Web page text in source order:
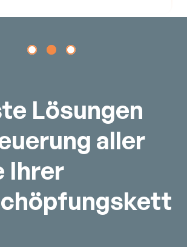
Lösungen
aller
Ihrer